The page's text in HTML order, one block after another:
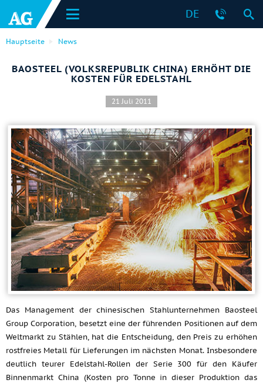
DE
Hauptseite News
BAOSTEEL (VOLKSREPUBLIK CHINA) ERHÖHT DIE
KOSTEN FÜR EDELSTAHL
21 Juli 2011
Das Management der chinesischen Stahlunternehmen Baosteel
Group Corporation, besetzt eine der führenden Positionen auf dem
Weltmarkt zu Stählen, hat die Entscheidung, den Preis zu erhöhen
rostfreies Metall für Lieferungen im nächsten Monat. Insbesondere
deutlich teurer Edelstahl-Rollen der Serie 300 für den Käufer
Binnenmarkt China (Kosten pro Tonne in dieser Produktion das